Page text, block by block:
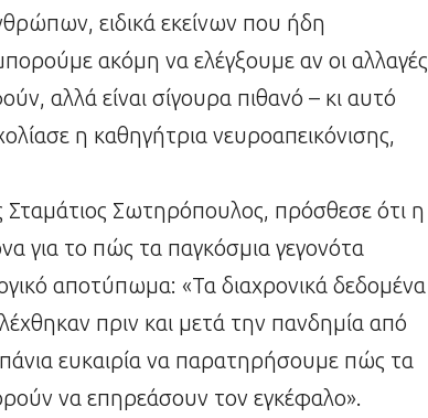
ειδικά εκείνων που ήδη
ακόμη να ελέγξουμε αν οι αλλαγές
αλλά είναι σίγουρα πιθανό – κι αυτό
η καθηγήτρια νευροαπεικόνισης,
Σωτηρόπουλος, πρόσθεσε ότι η
για το πώς τα παγκόσμια γεγονότα
αποτύπωμα: «Τα διαχρονικά δεδομένα
πριν και μετά την πανδημία από
ευκαιρία να παρατηρήσουμε πώς τα
να επηρεάσουν τον εγκέφαλο».